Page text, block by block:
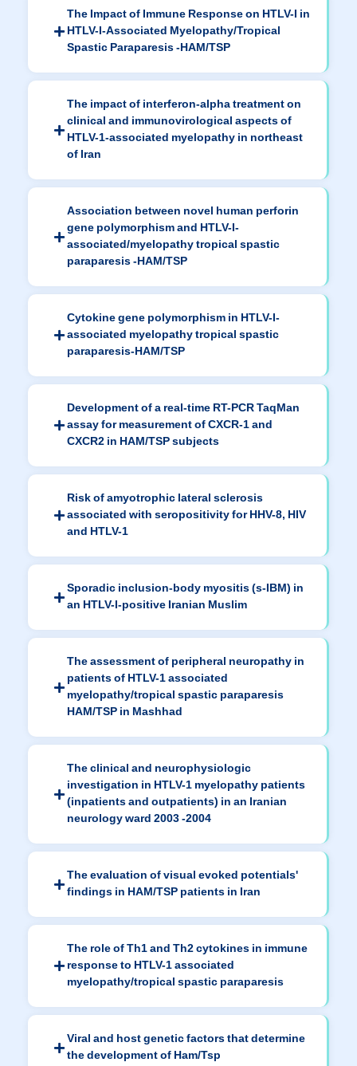
The Impact of Immune Response on HTLV-I in
HTLV-I-Associated Myelopathy/Tropical
Spastic Paraparesis -HAM/TSP
The impact of interferon-alpha treatment on
clinical and immunovirological aspects of
HTLV-1-associated myelopathy in northeast
of Iran
Association between novel human perforin
gene polymorphism and HTLV-I-
associated/myelopathy tropical spastic
paraparesis -HAM/TSP
Cytokine gene polymorphism in HTLV-I-
associated myelopathy tropical spastic
paraparesis-HAM/TSP
Development of a real-time RT-PCR TaqMan
assay for measurement of CXCR-1 and
CXCR2 in HAM/TSP subjects
Risk of amyotrophic lateral sclerosis
associated with seropositivity for HHV-8, HIV
and HTLV-1
Sporadic inclusion-body myositis (s-IBM) in
an HTLV-I-positive Iranian Muslim
The assessment of peripheral neuropathy in
patients of HTLV-1 associated
myelopathy/tropical spastic paraparesis
HAM/TSP in Mashhad
The clinical and neurophysiologic
investigation in HTLV-1 myelopathy patients
(inpatients and outpatients) in an Iranian
neurology ward 2003 -2004
The evaluation of visual evoked potentials'
findings in HAM/TSP patients in Iran
The role of Th1 and Th2 cytokines in immune
response to HTLV-1 associated
myelopathy/tropical spastic paraparesis
Viral and host genetic factors that determine
the development of Ham/Tsp